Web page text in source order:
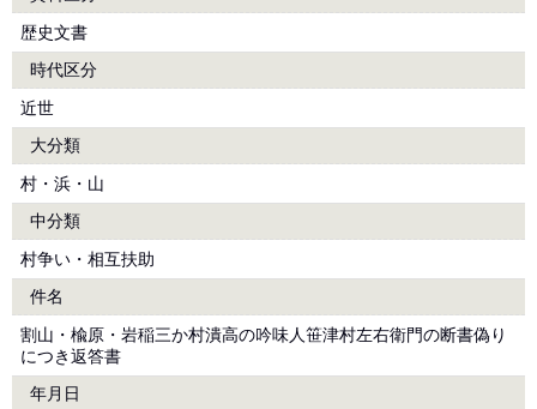
歴史文書
時代区分
近世
大分類
村・浜・山
中分類
村争い・相互扶助
件名
割山・楡原・岩稲三か村潰高の吟味人笹津村左右衛門の断書偽り
につき返答書
年月日